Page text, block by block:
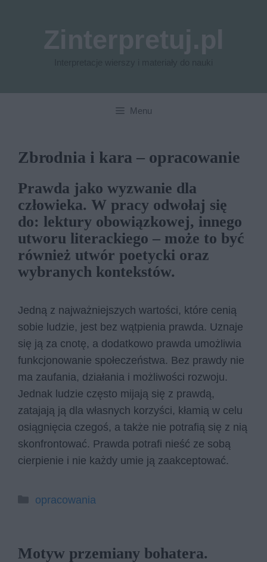
Menu
Zbrodnia i kara – opracowanie
Prawda jako wyzwanie dla
człowieka. W pracy odwołaj się
do: lektury obowiązkowej, innego
utworu literackiego – może to być
również utwór poetycki oraz
wybranych kontekstów.
Jedną z najważniejszych wartości, które cenią
sobie ludzie, jest bez wątpienia prawda. Uznaje
się ją za cnotę, a dodatkowo prawda umożliwia
funkcjonowanie społeczeństwa. Bez prawdy nie
ma zaufania, działania i możliwości rozwoju.
Jednak ludzie często mijają się z prawdą,
zatajają ją dla własnych korzyści, kłamią w celu
osiągnięcia czegoś, a także nie potrafią się z nią
skonfrontować. Prawda potrafi nieść ze sobą
cierpienie i nie każdy umie ją zaakceptować.
Kategorie
opracowania
Motyw przemiany bohatera.